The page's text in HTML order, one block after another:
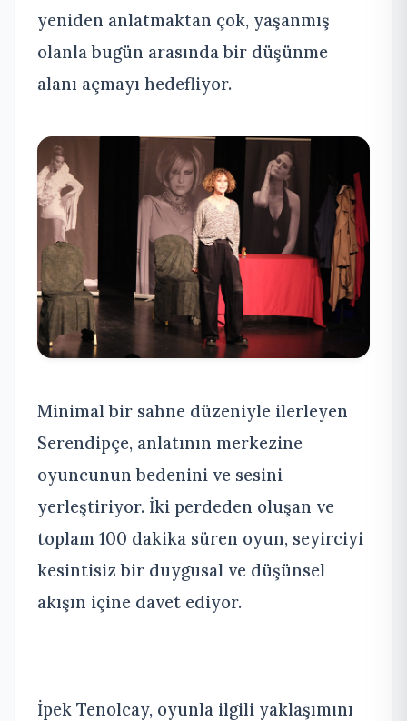
yeniden anlatmaktan çok, yaşanmış
olanla bugün arasında bir düşünme
alanı açmayı hedefliyor.
Minimal bir sahne düzeniyle ilerleyen
Serendipçe, anlatının merkezine
oyuncunun bedenini ve sesini
yerleştiriyor. İki perdeden oluşan ve
toplam 100 dakika süren oyun, seyirciyi
kesintisiz bir duygusal ve düşünsel
akışın içine davet ediyor.
İpek Tenolcay, oyunla ilgili yaklaşımını